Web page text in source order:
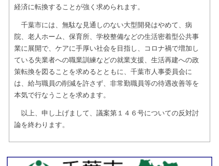
経済に転換することが強く求められます。
千葉市には、無駄な見通しのない大型開発はやめて、病
院、老人ホーム、保育所、学校整備などの生活密着型公共事
業に展開で、ケアに手厚い社会を目指し、コロナ禍で増加し
ている失業者への職業訓練などの就業支援、生活再建への政
策転換を図ることを求めるとともに、千葉市人事委員会に
は、給与職員の削減を許さず、非常勤職員等の待遇改善等を
本気で行なうことを求めます。
以上、申し上げまして、議案第１４６号についての反対討
論を終わります。